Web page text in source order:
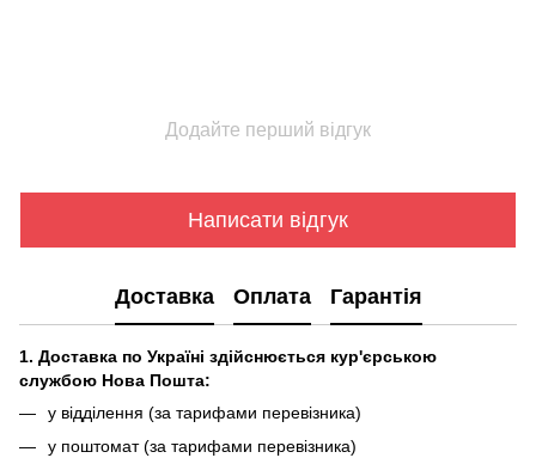
Додайте перший відгук
Написати відгук
Доставка Оплата Гарантія
1. Доставка по Україні здійснюється кур'єрською
службою Нова Пошта:
у відділення (за тарифами перевізника)
у поштомат (за тарифами перевізника)